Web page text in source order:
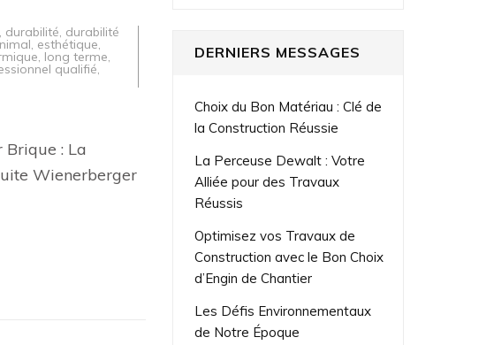
, durabilité, durabilité
, esthétique,
, long terme,
qualifié,
: La
Wienerberger
DERNIERS MESSAGES
Choix du Bon Matériau : Clé de
la Construction Réussie
La Perceuse Dewalt : Votre
Alliée pour des Travaux
Réussis
Optimisez vos Travaux de
Construction avec le Bon Choix
d’Engin de Chantier
Les Défis Environnementaux
de Notre Époque